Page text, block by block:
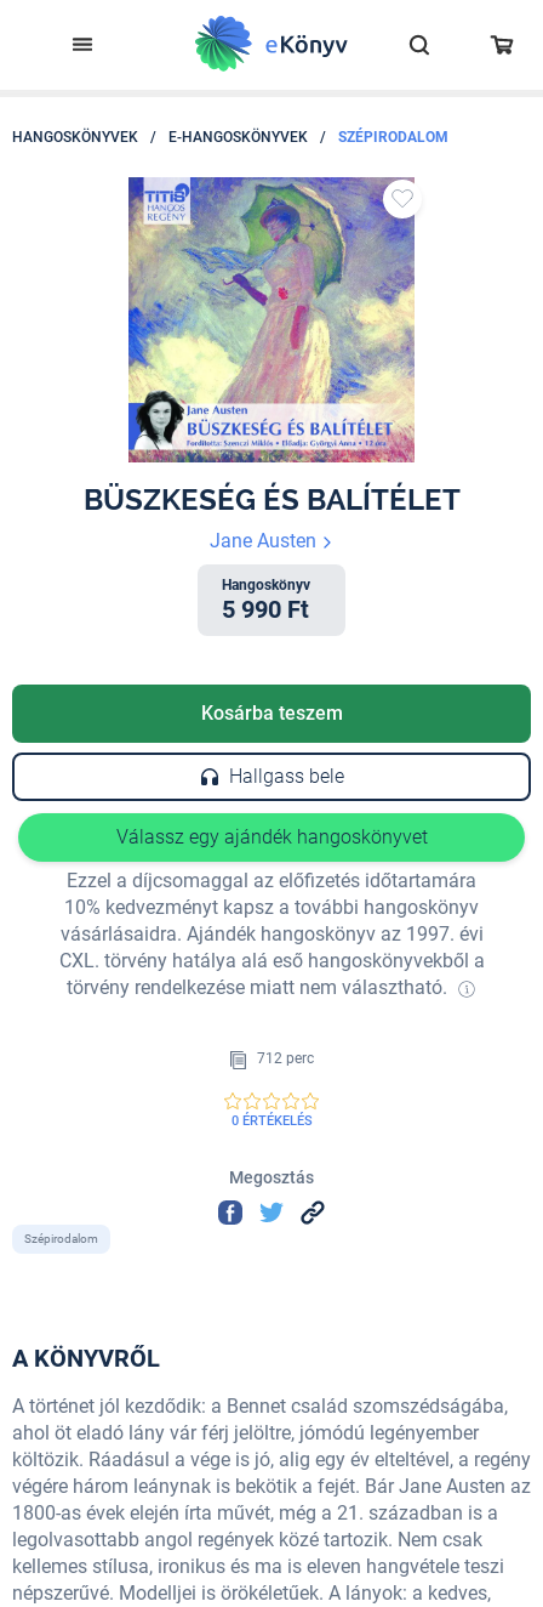
HANGOSKÖNYVEK / E-HANGOSKÖNYVEK / SZÉPIRODALOM
BÜSZKESÉG ÉS BALÍTÉLET
Jane Austen
Hangoskönyv
5 990 Ft
Kosárba teszem
Hallgass bele
Válassz egy ajándék hangoskönyvet
Ezzel a díjcsomaggal az előfizetés időtartamára
10% kedvezményt kapsz a további hangoskönyv
vásárlásaidra. Ajándék hangoskönyv az 1997. évi
CXL. törvény hatálya alá eső hangoskönyvekből a
törvény rendelkezése miatt nem választható.
712 perc
0 ÉRTÉKELÉS
Megosztás
Szépirodalom
A KÖNYVRŐL
A történet jól kezdődik: a Bennet család szomszédságába,
ahol öt eladó lány vár férj jelöltre, jómódú legényember
költözik. Ráadásul a vége is jó, alig egy év elteltével, a regény
végére három leánynak is bekötik a fejét. Bár Jane Austen az
1800-as évek elején írta művét, még a 21. században is a
legolvasottabb angol regények közé tartozik. Nem csak
kellemes stílusa, ironikus és ma is eleven hangvétele teszi
népszerűvé. Modelljei is örökéletűek. A lányok: a kedves,